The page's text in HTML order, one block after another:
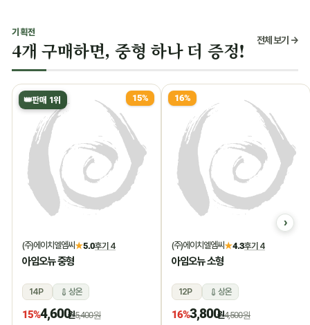
기획전
4개 구매하면, 중형 하나 더 증정! 전체 보기 →
👑판매 1위 15%
(주)에이치엘엠씨★5.0후기 4
아임오뉴 중형
14P 상온
15%4,600원5,400원
16%
(주)에이치엘엠씨★4.3후기 4
아임오뉴 소형
12P 상온
16%3,800원4,500원